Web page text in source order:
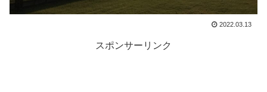
2022.03.13
スポンサーリンク